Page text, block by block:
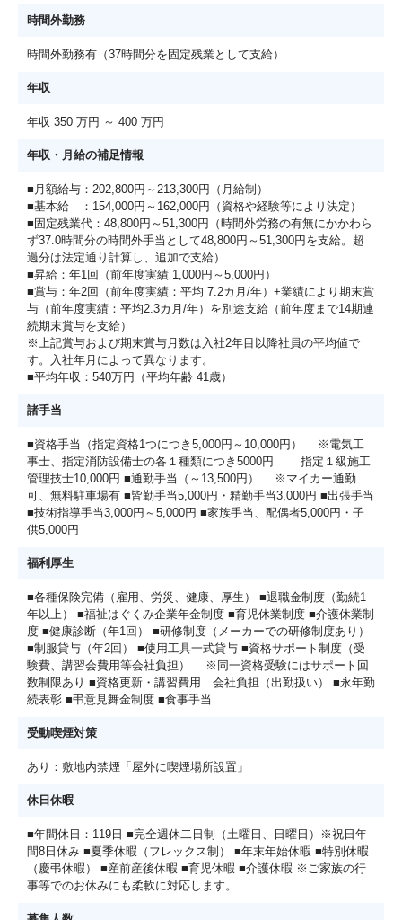
時間外勤務
時間外勤務有（37時間分を固定残業として支給）
年収
年収 350 万円 ～ 400 万円
年収・月給の補足情報
■月額給与：202,800円～213,300円（月給制）
■基本給 ：154,000円～162,000円（資格や経験等により決定）
■固定残業代：48,800円～51,300円（時間外労務の有無にかかわら
ず37.0時間分の時間外手当として48,800円～51,300円を支給。超
過分は法定通り計算し、追加で支給）
■昇給：年1回（前年度実績 1,000円～5,000円）
■賞与：年2回（前年度実績：平均 7.2カ月/年）+業績により期末賞
与（前年度実績：平均2.3カ月/年）を別途支給（前年度まで14期連
続期末賞与を支給）
※上記賞与および期末賞与月数は入社2年目以降社員の平均値で
す。入社年月によって異なります。
■平均年収：540万円（平均年齢 41歳）
諸手当
■資格手当（指定資格1つにつき5,000円～10,000円） ※電気工
事士、指定消防設備士の各１種類につき5000円 指定１級施工
管理技士10,000円 ■通勤手当（～13,500円） ※マイカー通勤
可、無料駐車場有 ■皆勤手当5,000円・精勤手当3,000円 ■出張手当
■技術指導手当3,000円～5,000円 ■家族手当、配偶者5,000円・子
供5,000円
福利厚生
■各種保険完備（雇用、労災、健康、厚生） ■退職金制度（勤続1
年以上） ■福祉はぐくみ企業年金制度 ■育児休業制度 ■介護休業制
度 ■健康診断（年1回） ■研修制度（メーカーでの研修制度あり）
■制服貸与（年2回） ■使用工具一式貸与 ■資格サポート制度（受
験費、講習会費用等会社負担） ※同一資格受験にはサポート回
数制限あり ■資格更新・講習費用 会社負担（出勤扱い） ■永年勤
続表彰 ■弔意見舞金制度 ■食事手当
受動喫煙対策
あり：敷地内禁煙「屋外に喫煙場所設置」
休日休暇
■年間休日：119日 ■完全週休二日制（土曜日、日曜日）※祝日年
間8日休み ■夏季休暇（フレックス制） ■年末年始休暇 ■特別休暇
（慶弔休暇） ■産前産後休暇 ■育児休暇 ■介護休暇 ※ご家族の行
事等でのお休みにも柔軟に対応します。